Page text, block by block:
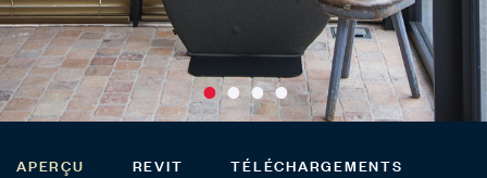
APERÇU REVIT TÉLÉCHARGEMENTS